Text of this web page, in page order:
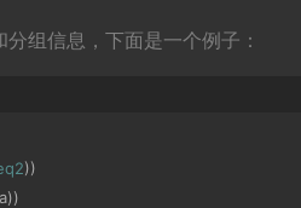
组信息，下面是一个例子：
))
))